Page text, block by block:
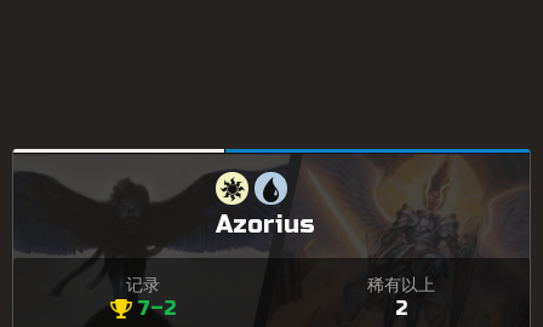
Azorius
记录
7–2
稀有以上
2